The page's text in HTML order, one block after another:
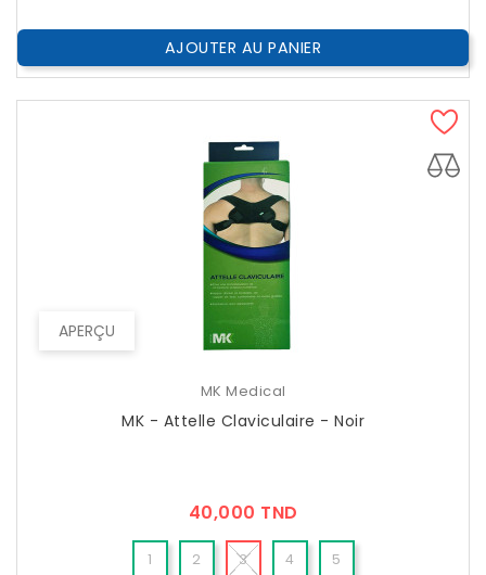
AJOUTER AU PANIER
APERÇU
MK Medical
MK - Attelle Claviculaire - Noir
40,000 TND
1 2 3 4 5